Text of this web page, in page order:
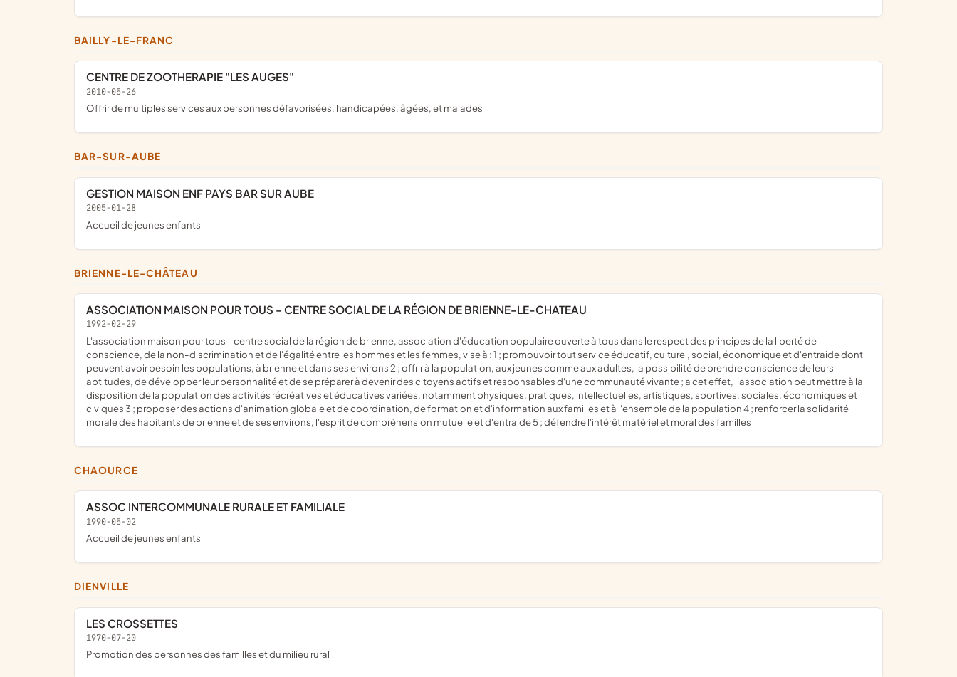
BAILLY-LE-FRANC
CENTRE DE ZOOTHERAPIE "LES AUGES"
2010-05-26
offrir de multiples services aux personnes défavorisées, handicapées, âgées, et malades
BAR-SUR-AUBE
GESTION MAISON ENF PAYS BAR SUR AUBE
2005-01-28
Accueil de jeunes enfants
BRIENNE-LE-CHÂTEAU
ASSOCIATION MAISON POUR TOUS - CENTRE SOCIAL DE LA RÉGION DE BRIENNE-LE-CHATEAU
1992-02-29
l'association maison pour tous - centre social de la région de brienne, association d'éducation populaire ouverte à tous dans le respect des principes de la liberté de
conscience, de la non-discrimination et de l'égalité entre les hommes et les femmes, vise à : 1 ; promouvoir tout service éducatif, culturel, social, économique et d'entraide dont
peuvent avoir besoin les populations, à brienne et dans ses environs 2 ; offrir à la population, aux jeunes comme aux adultes, la possibilité de prendre conscience de leurs
aptitudes, de développer leur personnalité et de se préparer à devenir des citoyens actifs et responsables d'une communauté vivante ; a cet effet, l'association peut mettre à la
disposition de la population des activités récréatives et éducatives variées, notamment physiques, pratiques, intellectuelles, artistiques, sportives, sociales, économiques et
civiques 3 ; proposer des actions d'animation globale et de coordination, de formation et d'information aux familles et à l'ensemble de la population 4 ; renforcer la solidarité
morale des habitants de brienne et de ses environs, l'esprit de compréhension mutuelle et d'entraide 5 ; défendre l'intérêt matériel et moral des familles
CHAOURCE
ASSOC INTERCOMMUNALE RURALE ET FAMILIALE
1990-05-02
Accueil de jeunes enfants
DIENVILLE
LES CROSSETTES
1970-07-20
promotion des personnes des familles et du milieu rural